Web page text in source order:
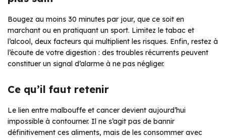
Bougez au moins 30 minutes par jour, que ce soit en
marchant ou en pratiquant un sport. Limitez le tabac et
l’alcool, deux facteurs qui multiplient les risques. Enfin, restez à
l’écoute de votre digestion : des troubles récurrents peuvent
constituer un signal d’alarme à ne pas négliger.
Ce qu’il faut retenir
Le lien entre malbouffe et cancer devient aujourd’hui
impossible à contourner. Il ne s’agit pas de bannir
définitivement ces aliments, mais de les consommer avec